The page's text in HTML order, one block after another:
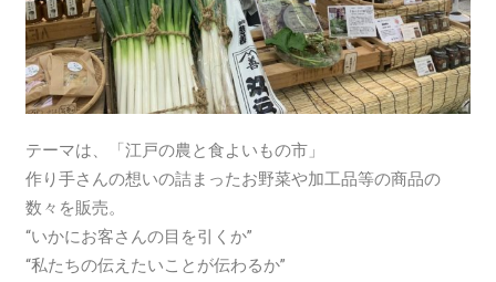
テーマは、「江戸の農と食よいもの市」
作り手さんの想いの詰まったお野菜や加工品等の商品の
数々を販売。
“いかにお客さんの目を引くか”
“私たちの伝えたいことが伝わるか”